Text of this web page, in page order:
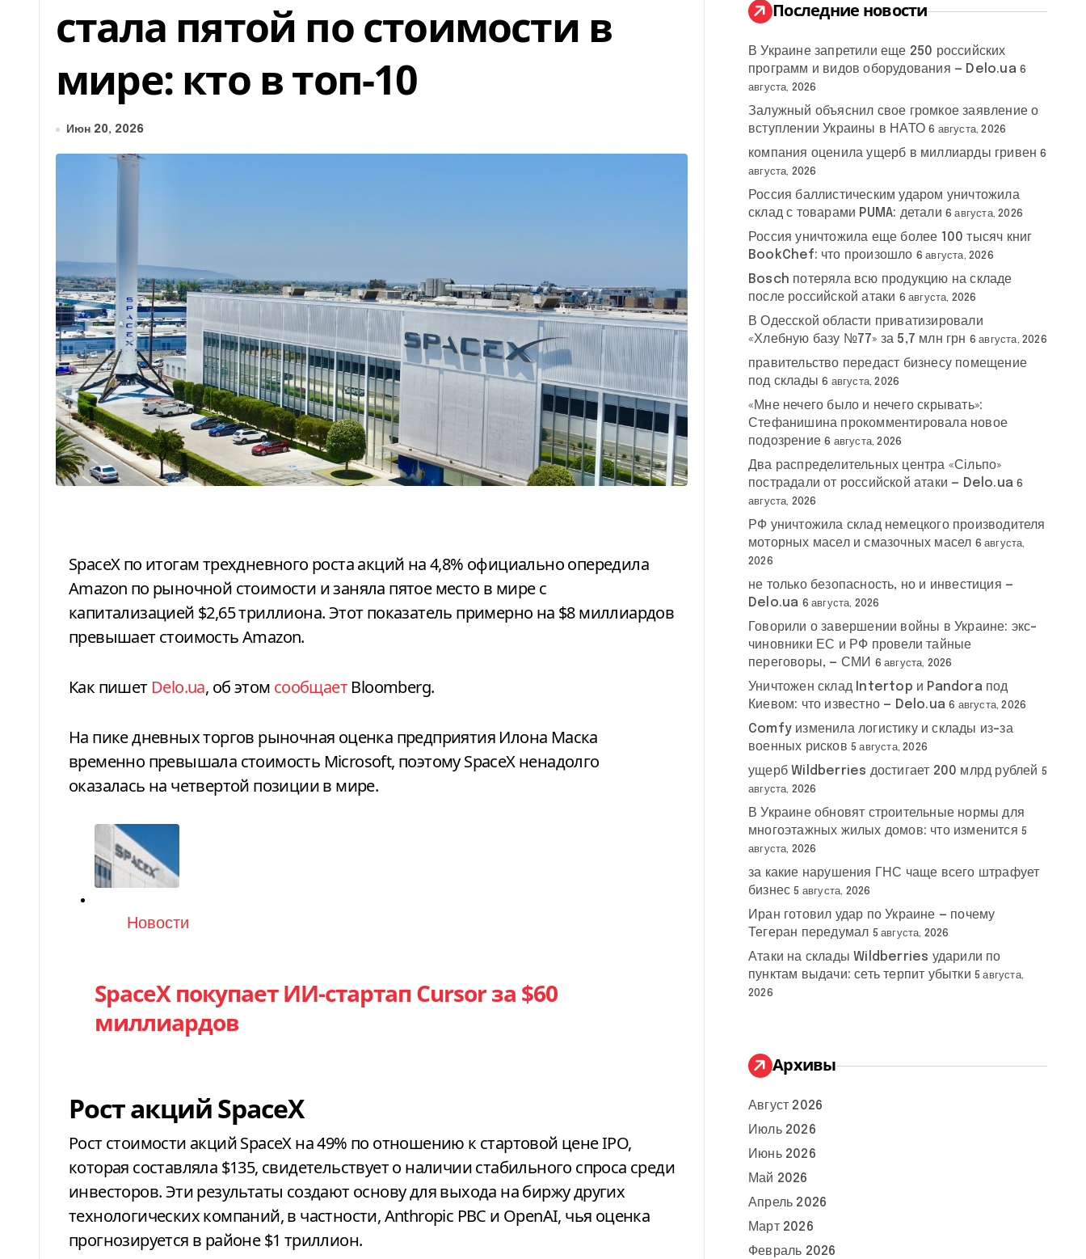
стала пятой по стоимости в
мире: кто в топ-10
Июн 20, 2026
SpaceX по итогам трехдневного роста акций на 4,8% официально опередила
Amazon по рыночной стоимости и заняла пятое место в мире с
капитализацией $2,65 триллиона. Этот показатель примерно на $8 миллиардов
превышает стоимость Amazon.
Как пишет Delo.ua, об этом сообщает Вloomberg.
На пике дневных торгов рыночная оценка предприятия Илона Маска
временно превышала стоимость Microsoft, поэтому SpaceX ненадолго
оказалась на четвертой позиции в мире.
Категория
Новости
SpaceX покупает ИИ-стартап Cursor за $60
миллиардов
Рост акций SpaceX
Рост стоимости акций SpaceX на 49% по отношению к стартовой цене IPO,
которая составляла $135, свидетельствует о наличии стабильного спроса среди
инвесторов. Эти результаты создают основу для выхода на биржу других
технологических компаний, в частности, Anthropic PBC и OpenAI, чья оценка
прогнозируется в районе $1 триллион.
:
Последние новости
В Украине запретили еще 250 российских
программ и видов оборудования — Delo.ua 6
августа, 2026
Залужный объяснил свое громкое заявление о
вступлении Украины в НАТО 6 августа, 2026
компания оценила ущерб в миллиарды гривен 6
августа, 2026
Россия баллистическим ударом уничтожила
склад с товарами PUMA: детали 6 августа, 2026
Россия уничтожила еще более 100 тысяч книг
BookChef: что произошло 6 августа, 2026
Bosch потеряла всю продукцию на складе
после российской атаки 6 августа, 2026
В Одесской области приватизировали
«Хлебную базу №77» за 5,7 млн грн 6 августа, 2026
правительство передаст бизнесу помещение
под склады 6 августа, 2026
«Мне нечего было и нечего скрывать»:
Стефанишина прокомментировала новое
подозрение 6 августа, 2026
Два распределительных центра «Сільпо»
пострадали от российской атаки — Delo.ua 6
августа, 2026
РФ уничтожила склад немецкого производителя
моторных масел и смазочных масел 6 августа,
2026
не только безопасность, но и инвестиция —
Delo.ua 6 августа, 2026
Говорили о завершении войны в Украине: экс-
чиновники ЕС и РФ провели тайные
переговоры, — СМИ
6 августа, 2026
Уничтожен склад Intertop и Pandora под
Киевом: что известно — Delo.ua 6 августа, 2026
Comfy изменила логистику и склады из-за
военных рисков 5 августа, 2026
ущерб Wildberries достигает 200 млрд рублей 5
августа, 2026
В Украине обновят строительные нормы для
многоэтажных жилых домов: что изменится 5
августа, 2026
за какие нарушения ГНС чаще всего штрафует
бизнес 5 августа, 2026
Иран готовил удар по Украине — почему
Тегеран передумал 5 августа, 2026
Атаки на склады Wildberries ударили по
пунктам выдачи: сеть терпит убытки 5 августа,
2026
Архивы
Август 2026
Июль 2026
Июнь 2026
Май 2026
Апрель 2026
Март 2026
Февраль 2026